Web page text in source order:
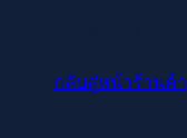
กลับสู่หน้าร้านค้า